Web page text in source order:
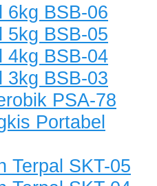
6kg BSB-06
5kg BSB-05
4kg BSB-04
3kg BSB-03
PSA-78
Portabel
Terpal SKT-05